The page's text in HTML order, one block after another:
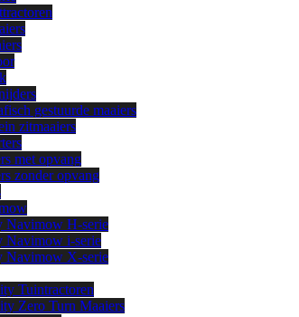
gestuurde maaiers
zitmaaiers
met opvang
zonder opvang
Navimow H-serie
Navimow i-serie
Navimow X-serie
Tuintractoren
Zero Turn Maaiers